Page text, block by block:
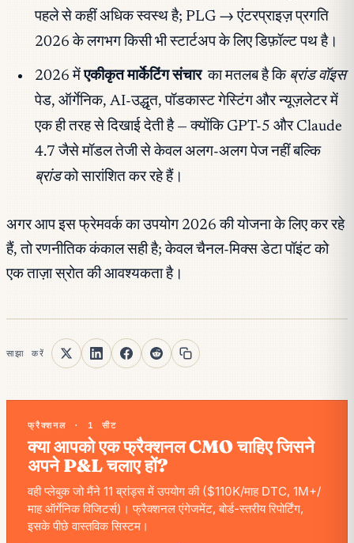
पहले से कहीं अधिक स्वस्थ है; PLG → एंटरप्राइज़ प्रगति
2026 के लगभग किसी भी स्टार्टअप के लिए डिफ़ॉल्ट पथ है।
2026 मेंएकीकृत मार्केटिंग संचार का मतलब है कि ब्रांड वॉइस
पेड, ऑर्गेनिक, AI-उद्धृत, पॉडकास्ट गेस्टिंग और न्यूज़लेटर में
एक ही तरह से दिखाई देती है — क्योंकि GPT-5 और Claude
4.7 जैसे मॉडल तेजी से केवल अलग-अलग पेज नहीं बल्कि
ब्रांडको सारांशित कर रहे हैं।
अगर आप इस फ्रेमवर्क का उपयोग 2026 की योजना के लिए कर रहे
हैं, तो रणनीतिक कंकाल सही है; केवल चैनल-मिक्स डेटा पॉइंट को
एक ताज़ा स्रोत की आवश्यकता है।
साझा करें
फ्रैक्शनल · 1 सीट
क्या आपको एक फ्रैक्शनल CMO चाहिए जिसने
अपने P&L चलाए हों?
वही प्लेबुक जो मैंने 11 ब्रांड्स में उपयोग की ($110K/माह DTC, 1M+/
माह ऑर्गेनिक विजिटर्स)। फ्रैक्शनल एंगेजमेंट, बोर्ड-स्तरीय रिपोर्टिंग,
इसके पीछे वास्तविक सिस्टम।